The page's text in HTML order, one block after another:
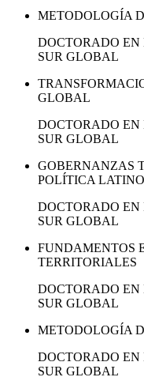
METODOLOGÍA
DOCTORADO EN
SUR GLOBAL
GLOBAL
DOCTORADO EN
SUR GLOBAL
GOBERNANZAS
POLÍTICA
DOCTORADO EN
SUR GLOBAL
FUNDAMENTOS
TERRITORIALES
DOCTORADO EN
SUR GLOBAL
METODOLOGÍA
DOCTORADO EN
SUR GLOBAL